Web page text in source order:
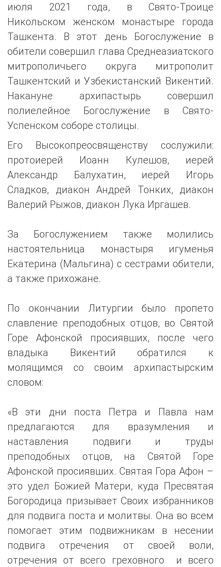
июля 2021 года, в Свято-Троице
Никольском женском монастыре города
Ташкента. В этот день Богослужение в
обители совершил глава Среднеазиатского
митрополичьего округа митрополит
Ташкентский и Узбекистанский Викентий.
Накануне архипастырь совершил
полиелейное Богослужение в Свято-
Успенском соборе столицы.
Его Высокопреосвященству сослужили:
протоиерей Иоанн Кулешов, иерей
Александр Балухатин, иерей Игорь
Сладков, диакон Андрей Тонких, диакон
Валерий Рыжов, диакон Лука Иргашев.
За Богослужением также молились
настоятельница монастыря игуменья
Екатерина (Мальгина) с сестрами обители,
а также прихожане.
По окончании Литургии было пропето
славление преподобных отцов, во Святой
Горе Афонской просиявших, после чего
владыка Викентий обратился к
молящимся со своим архипастырским
словом:
«В эти дни поста Петра и Павла нам
предлагаются для вразумления и
наставления подвиги и труды
преподобных отцов, на Святой Горе
Афонской просиявших. Святая Гора Афон –
это удел Божией Матери, куда Пресвятая
Богородица призывает Своих избранников
для подвига поста и молитвы. Она во всем
помогает этим подвижникам в несении
подвига отречения от своей воли,
отречения от всего греховного и всего